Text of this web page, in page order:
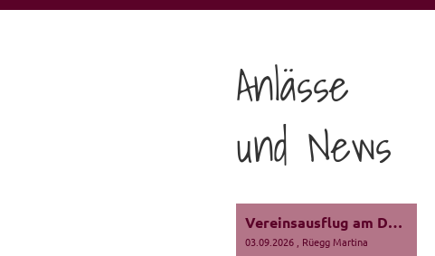
Anlässe
und News
Vereinsausflug am Donnerstag, 3. September 2026
03.09.2026 , Rüegg Martina